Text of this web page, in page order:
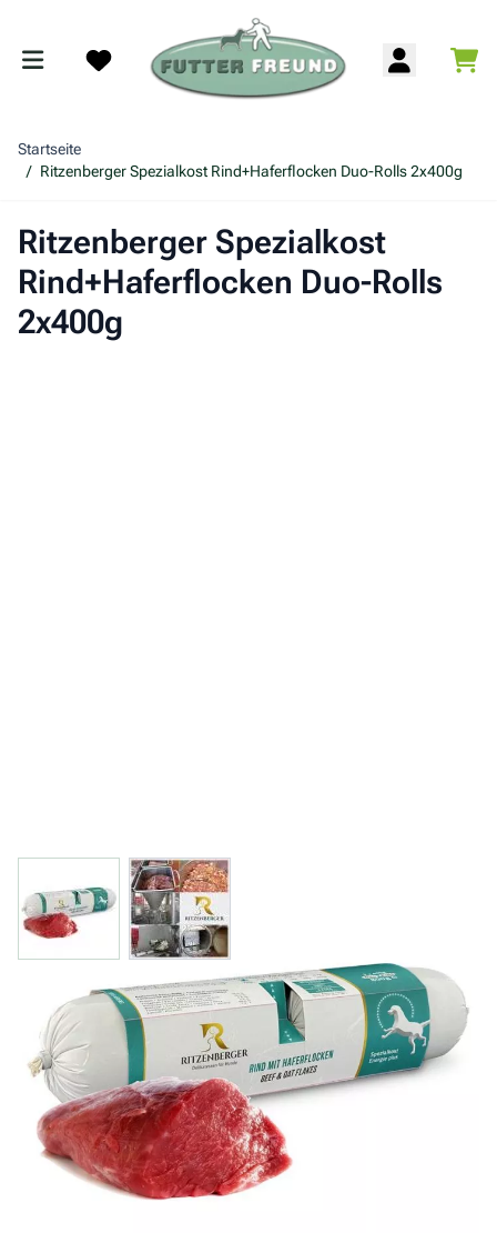
Startseite
/ Ritzenberger Spezialkost Rind+Haferflocken Duo-Rolls 2x400g
Ritzenberger Spezialkost
Rind+Haferflocken Duo-Rolls
2x400g
View larger imageView larger image
Das Energie-Menü Rind mit Haferflocken von Ritzenberger
enthält Rinderbrust und Haferflocken, dies liefert Hunden
mit erhöhtem Energiebedarf viel Kraft. Das hochwertige
Nassfutter hat einen Proteingehalt von fast 14% und einen
Fettgehalt von 15%.